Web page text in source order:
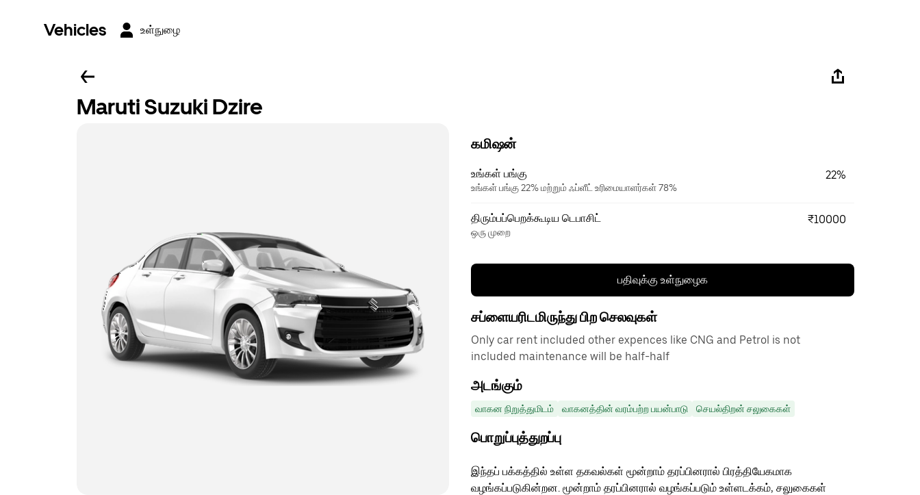
Vehicles உள்நுழை
Maruti Suzuki Dzire
கமிஷன்
உங்கள் பங்கு
உங்கள் பங்கு 22% மற்றும் ஃப்ளீட் உரிமையாளர்கள் 78%
22%
திரும்பப்பெறக்கூடிய டெபாசிட்
ஒரு முறை
₹10000
பதிவுக்கு உள்நுழைக
சப்ளையரிடமிருந்து பிற செலவுகள்
Only car rent included other expences like CNG and Petrol is not
included maintenance will be half-half
அடங்கும்
வாகன நிறுத்துமிடம் வாகனத்தின் வரம்பற்ற பயன்பாடு செயல்திறன் சலுகைகள்
பொறுப்புத்துறப்பு
இந்தப் பக்கத்தில் உள்ள தகவல்கள் மூன்றாம் தரப்பினரால் பிரத்தியேகமாக
வழங்கப்படுகின்றன. மூன்றாம் தரப்பினரால் வழங்கப்படும் உள்ளடக்கம், சலுகைகள்